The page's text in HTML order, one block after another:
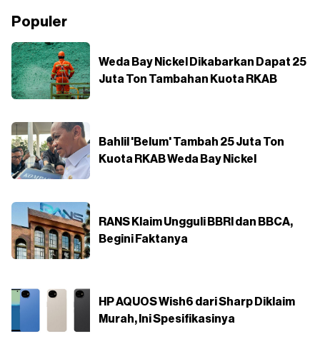
Populer
Weda Bay Nickel Dikabarkan Dapat 25
Juta Ton Tambahan Kuota RKAB
Bahlil 'Belum' Tambah 25 Juta Ton
Kuota RKAB Weda Bay Nickel
RANS Klaim Ungguli BBRI dan BBCA,
Begini Faktanya
HP AQUOS Wish6 dari Sharp Diklaim
Murah, Ini Spesifikasinya